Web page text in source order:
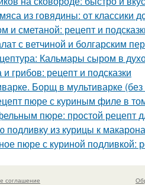
из говядины: от классики
и сметаной: рецепт и
с ветчиной и болгарским
Кальмары сыром в
грибов: рецепт и подсказки
Борщ в мультиварке
пюре с куриным филе в
пюре: простой рецепт
подливку из курицы к
пюре с куриной подливкой:
соглашение